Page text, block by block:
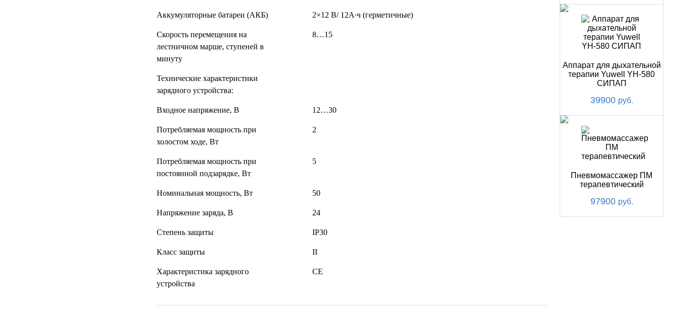
Аккумуляторные батареи (АКБ) 2×12 В/ 12А·ч (герметичные)
Скорость перемещения на
лестничном марше, ступеней в
минуту
8…15
Технические характеристики
зарядного устройства:
Входное напряжение, В 12…30
Потребляемая мощность при
холостом ходе, Вт
2
Потребляемая мощность при
постоянной подзарядке, Вт
5
Номинальная мощность, Вт 50
Напряжение заряда, В 24
Степень защиты IP30
Класс защиты II
Характеристика зарядного
устройства
CE
Аппарат для дыхательной
терапии Yuwell YH-580
СИПАП
39900 руб.
Пневмомассажер ПМ
терапевтический
97900 руб.